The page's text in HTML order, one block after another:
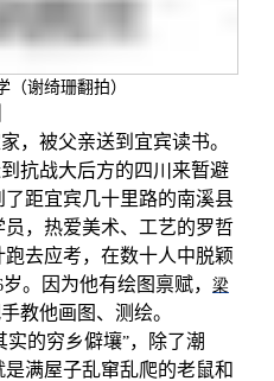
（谢绮珊翻拍）
，被父亲送到宜宾读书。
抗战大后方的四川来暂避
距宜宾几十里路的南溪县
，热爱美术、工艺的罗哲
去应考，在数十人中脱颖
岁。因为他有绘图禀赋， 梁
教他画图、测绘。
实的穷乡僻壤”，除了潮
满屋子乱窜乱爬的老鼠和